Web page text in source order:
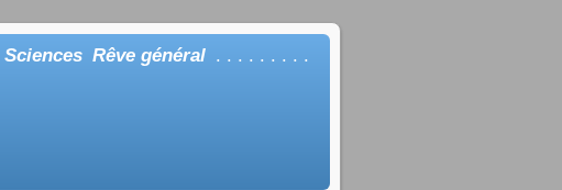
Sciences Rêve général . . . . . . . . .